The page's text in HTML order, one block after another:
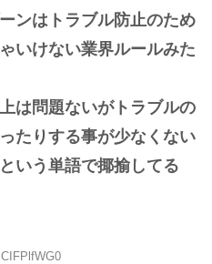
ンはトラブル防止のため
いけない業界ルールみた
は問題ないがトラブルの
たりする事が少なくない
いう単語で揶揄してる